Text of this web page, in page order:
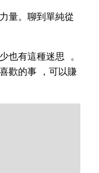
量。聊到單純從
也有這種迷思 。
歡的事 ，可以賺